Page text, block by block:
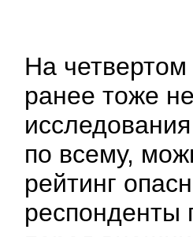
На четвертом
ранее тоже
по всему,
рейтинг
респонденты